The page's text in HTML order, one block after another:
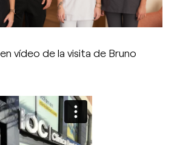
vídeo de la visita de Bruno